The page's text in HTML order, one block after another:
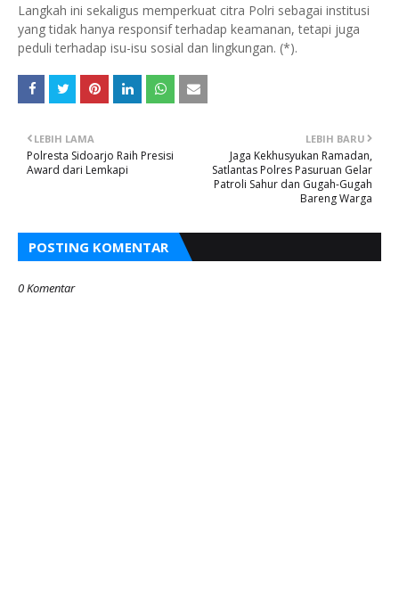
Langkah ini sekaligus memperkuat citra Polri sebagai institusi
yang tidak hanya responsif terhadap keamanan, tetapi juga
peduli terhadap isu-isu sosial dan lingkungan. (*).
LEBIH BARU
Jaga Kekhusyukan Ramadan,
Satlantas Polres Pasuruan Gelar
Patroli Sahur dan Gugah-Gugah
Bareng Warga
LEBIH LAMA
Polresta Sidoarjo Raih Presisi
Award dari Lemkapi
POSTING KOMENTAR
0 Komentar